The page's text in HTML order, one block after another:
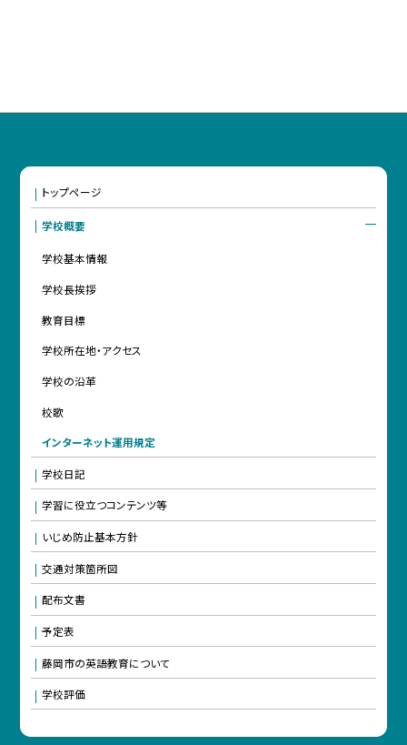
トップページ
学校概要
学校基本情報
学校長挨拶
教育目標
学校所在地・アクセス
学校の沿革
校歌
インターネット運用規定
学校日記
学習に役立つコンテンツ等
いじめ防止基本方針
交通対策箇所図
配布文書
予定表
藤岡市の英語教育について
学校評価